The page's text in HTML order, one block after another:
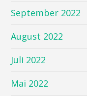
September 2022
August 2022
Juli 2022
Mai 2022